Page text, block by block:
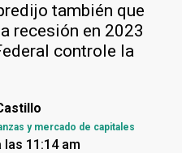
también que
recesión en 2023
controle la
y mercado de capitales
las 11:14 am